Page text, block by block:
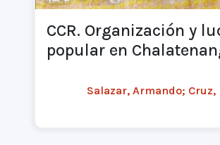
CCR. Organización y
popular en
Salazar, Armando;